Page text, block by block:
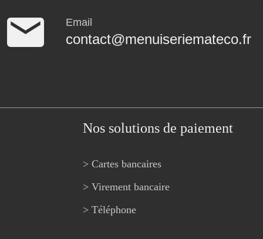
Email
contact@menuiseriemateco.fr
Nos solutions de paiement
> Cartes bancaires
> Virement bancaire
> Téléphone